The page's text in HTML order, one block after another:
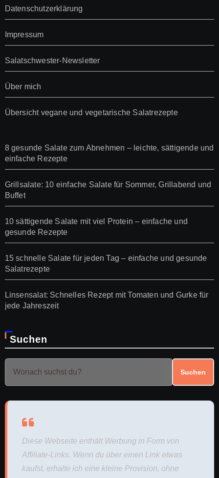
Datenschutzerklärung
Impressum
Salatschwester-Newsletter
Über mich
Übersicht vegane und vegetarische Salatrezepte
8 gesunde Salate zum Abnehmen – leichte, sättigende und
einfache Rezepte
Grillsalate: 10 einfache Salate für Sommer, Grillabend und
Buffet
10 sättigende Salate mit viel Protein – einfache und
gesunde Rezepte
15 schnelle Salate für jeden Tag – einfache und gesunde
Salatrezepte
Linsensalat: Schnelles Rezept mit Tomaten und Gurke für
jede Jahreszeit
Suchen
Suchen
Diese Webseite enthält Werbung in Form von
Affiliate-Links. Wenn du über einen Link etwas
kaufst, erhalte ich eine kleine Provision, ohne